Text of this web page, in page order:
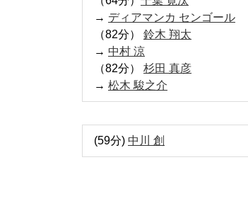
→ ディアマンカ センゴール
（82分） 鈴木 翔太
→ 中村 涼
（82分） 杉田 真彦
→ 松木 駿之介
(59分) 中川 創